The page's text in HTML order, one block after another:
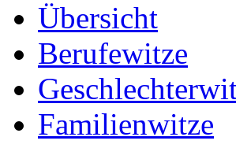
Übersicht
Berufewitze
Familienwitze